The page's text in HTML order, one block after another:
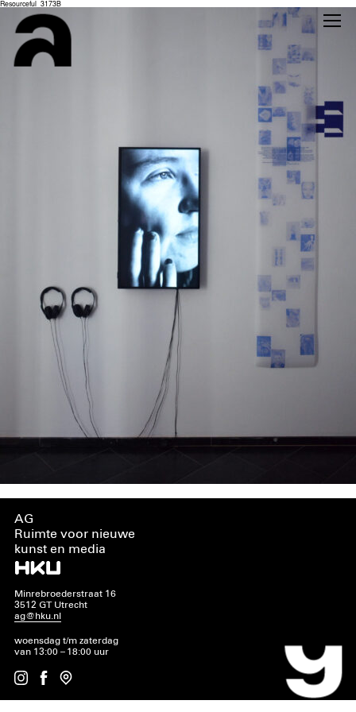
Resourceful_3173B
AG
Ruimte voor nieuwe
kunst en media
Minrebroederstraat 16
3512 GT Utrecht
ag@hku.nl
woensdag t/m zaterdag
van 13:00 – 18:00 uur